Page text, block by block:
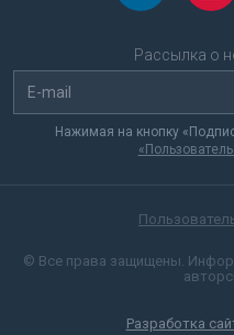
Рассылка о
Нажимая на кнопку
© Все права защищены.
Разработка